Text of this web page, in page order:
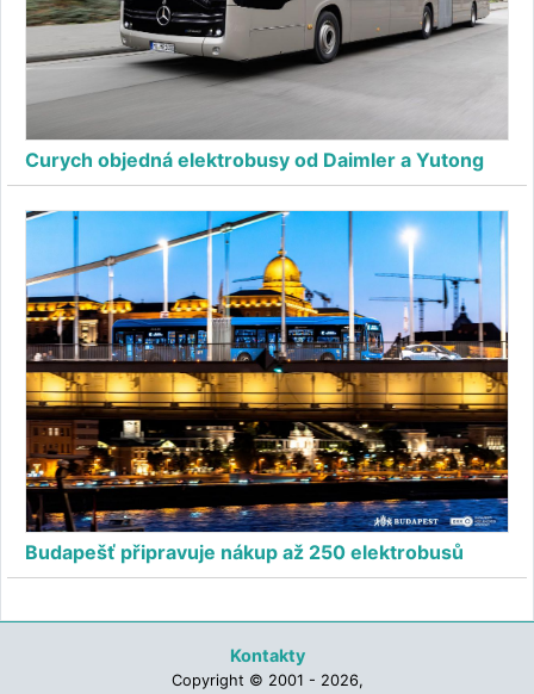
Curych objedná elektrobusy od Daimler a Yutong
Budapešť připravuje nákup až 250 elektrobusů
Kontakty
Copyright © 2001 - 2026,